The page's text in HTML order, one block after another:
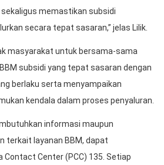
memastikan subsidi
secara tepat sasaran,” jelas Lilik.
masyarakat untuk bersama-sama
subsidi yang tepat sasaran dengan
berlaku serta menyampaikan
kendala dalam proses penyaluran.
informasi maupun
terkait layanan BBM, dapat
Center (PCC) 135. Setiap